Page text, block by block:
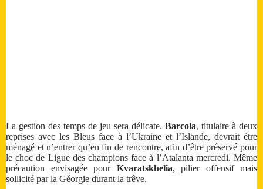
La gestion des temps de jeu sera délicate. Barcola, titulaire à deux
reprises avec les Bleus face à l’Ukraine et l’Islande, devrait être
ménagé et n’entrer qu’en fin de rencontre, afin d’être préservé pour
le choc de Ligue des champions face à l’Atalanta mercredi. Même
précaution envisagée pour Kvaratskhelia, pilier offensif mais
sollicité par la Géorgie durant la trêve.